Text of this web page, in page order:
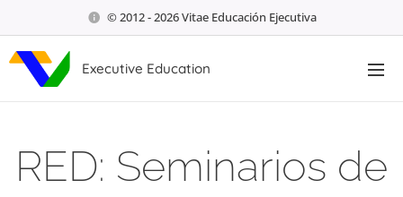
© 2012 - 2026 Vitae Educación Ejecutiva
Executive Education
RED: Seminarios de